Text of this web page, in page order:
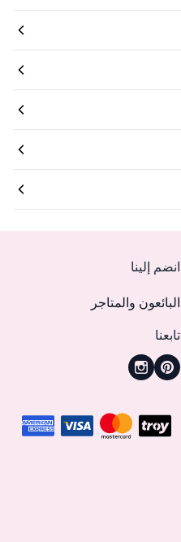
انضم إلينا
البائعون والمتاجر
تابعنا